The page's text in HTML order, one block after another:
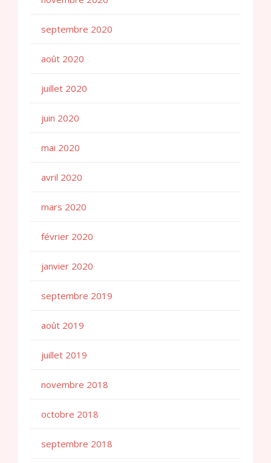
septembre 2020
août 2020
juillet 2020
juin 2020
mai 2020
avril 2020
mars 2020
février 2020
janvier 2020
septembre 2019
août 2019
juillet 2019
novembre 2018
octobre 2018
septembre 2018